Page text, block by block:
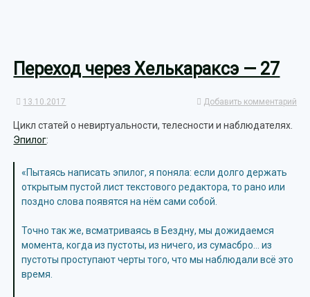
Переход через Хелькараксэ — 27
13.10.2017 Добавить комментарий
Цикл статей о невиртуальности, телесности и наблюдателях.
Эпилог:
«Пытаясь написать эпилог, я поняла: если долго держать
открытым пустой лист текстового редактора, то рано или
поздно слова появятся на нём сами собой.
Точно так же, всматриваясь в Бездну, мы дожидаемся
момента, когда из пустоты, из ничего, из сумасбро… из
пустоты проступают черты того, что мы наблюдали всё это
время.